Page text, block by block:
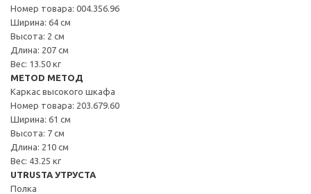
Номер товара: 004.356.96
Ширина: 64 см
Высота: 2 см
Длина: 207 см
Вес: 13.50 кг
METOD МЕТОД
Каркас высокого шкафа
Номер товара: 203.679.60
Ширина: 61 см
Высота: 7 см
Длина: 210 см
Вес: 43.25 кг
UTRUSTA УТРУСТА
Полка